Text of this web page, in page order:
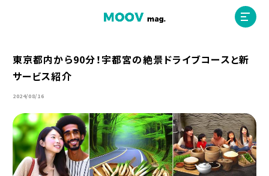
ホーム
運営会社
MOOVマガジン利用規約
東京都内から90分！宇都宮の絶景ドライブコースと新
サービス紹介
2024/08/16